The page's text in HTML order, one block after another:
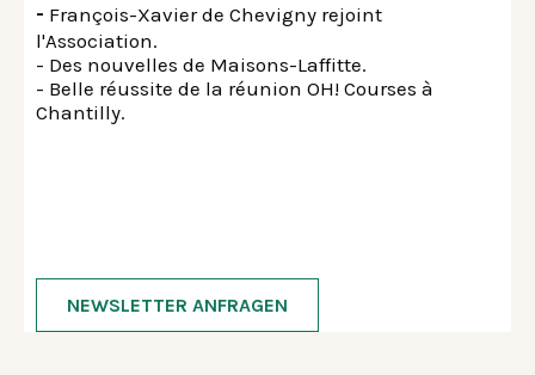
- François-Xavier de Chevigny rejoint
l'Association.
- Des nouvelles de Maisons-Laffitte.
- Belle réussite de la réunion OH! Courses à
Chantilly.
NEWSLETTER ANFRAGEN